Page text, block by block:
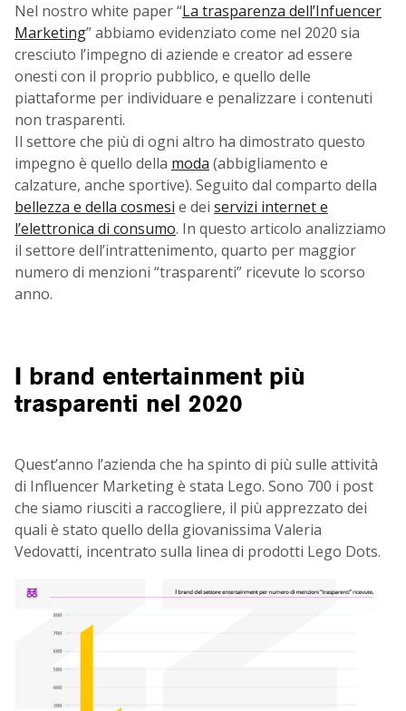
Nel nostro white paper “La trasparenza dell’Infuencer
Marketing” abbiamo evidenziato come nel 2020 sia
cresciuto l’impegno di aziende e creator ad essere
onesti con il proprio pubblico, e quello delle
piattaforme per individuare e penalizzare i contenuti
non trasparenti.
Il settore che più di ogni altro ha dimostrato questo
impegno è quello della moda (abbigliamento e
calzature, anche sportive). Seguito dal comparto della
bellezza e della cosmesi e dei servizi internet e
l’elettronica di consumo. In questo articolo analizziamo
il settore dell’intrattenimento, quarto per maggior
numero di menzioni “trasparenti” ricevute lo scorso
anno.
I brand entertainment più
trasparenti nel 2020
Quest’anno l’azienda che ha spinto di più sulle attività
di Influencer Marketing è stata Lego. Sono 700 i post
che siamo riusciti a raccogliere, il più apprezzato dei
quali è stato quello della giovanissima Valeria
Vedovatti, incentrato sulla linea di prodotti Lego Dots.